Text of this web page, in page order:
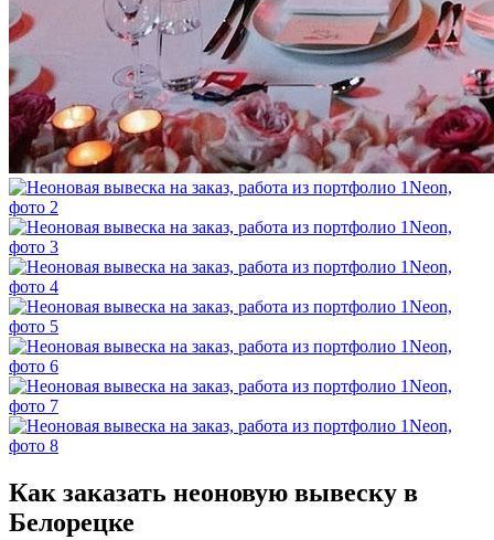
Как заказать неоновую вывеску в
Белорецке